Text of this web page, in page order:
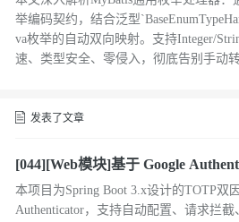
举编码契约，结合泛型
va枚举的自动双向映射。支持Integer/
速、类型安全、零侵入，彻底告别手动转
发表了文章
[044][Web模块]基于 Google
认证框架设计与实现
本项目为Spring Boot 3.x设计的TOTP双
Authenticator，支持自动配置、请求拦